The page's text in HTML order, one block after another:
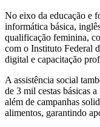
No eixo da educação e
informática básica,
qualificação feminina,
com o Instituto Federal
digital e capacitação
A assistência social
de 3 mil cestas básicas
além de campanhas
alimentos, garantindo